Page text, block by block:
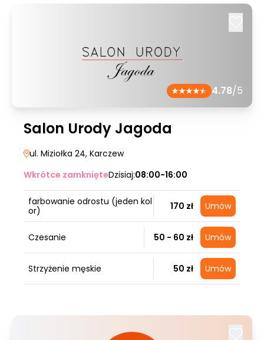
4.78/5
Salon Urody Jagoda
ul. Miziołka 24, Karczew
Wkrótce zamknięteDzisiaj:08:00-16:00
farbowanie odrostu (jeden kol
or)
170 zł Umów
Czesanie 50 - 60 zł Umów
Strzyżenie męskie 50 zł Umów